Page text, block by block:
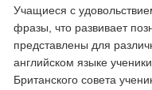
Учащиеся с
фразы, что развивает
представлены для
английском языке
Британского совета